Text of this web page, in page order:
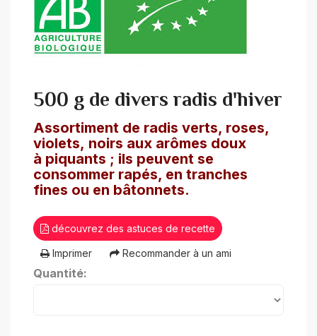
500 g de divers radis d'hiver
Assortiment de radis verts, roses,
violets, noirs aux arômes doux
à piquants ; ils peuvent se
consommer rapés, en tranches
fines ou en bâtonnets.
découvrez des astuces de recette
Imprimer Recommander à un ami
Quantité: